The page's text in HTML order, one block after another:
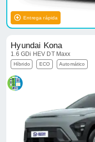
Entrega rápida
Hyundai Kona
1.6 GDi HEV DT Maxx
Híbrido ECO Automático